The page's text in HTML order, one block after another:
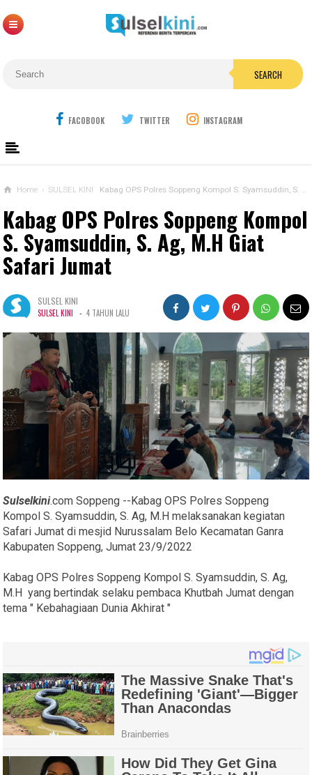
SEARCH
FACOBOOK TWITTER INSTAGRAM
Home › SULSEL KINI Kabag OPS Polres Soppeng Kompol S. Syamsuddin, S. Ag, M.H Giat Safari Jumat
Kabag OPS Polres Soppeng Kompol
S. Syamsuddin, S. Ag, M.H Giat
Safari Jumat
SULSEL KINI
SULSEL KINI - 4 TAHUN LALU
Sulselkini.com Soppeng --Kabag OPS Polres Soppeng
Kompol S. Syamsuddin, S. Ag, M.H melaksanakan kegiatan
Safari Jumat di mesjid Nurussalam Belo Kecamatan Ganra
Kabupaten Soppeng, Jumat 23/9/2022
Kabag OPS Polres Soppeng Kompol S. Syamsuddin, S. Ag,
M.H yang bertindak selaku pembaca Khutbah Jumat dengan
tema " Kebahagiaan Dunia Akhirat "